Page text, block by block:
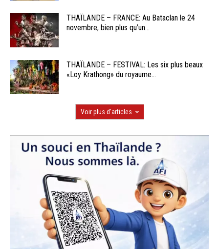
THAÏLANDE – FRANCE: Au Bataclan le 24
novembre, bien plus qu’un...
THAÏLANDE – FESTIVAL: Les six plus beaux
«Loy Krathong» du royaume...
Voir plus d'articles